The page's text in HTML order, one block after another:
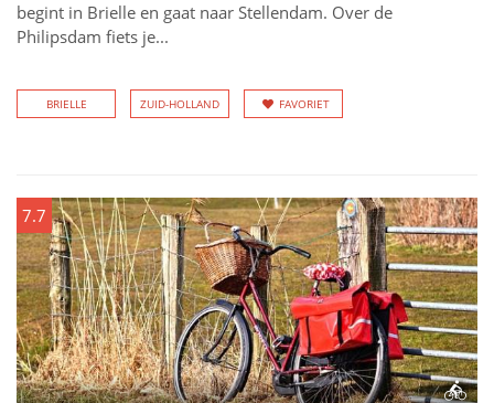
begint in Brielle en gaat naar Stellendam. Over de
Philipsdam fiets je...
BRIELLE ZUID-HOLLAND FAVORIET
7.7